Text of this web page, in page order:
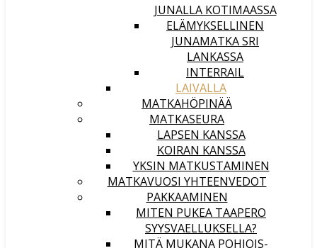
JUNALLA KOTIMAASSA
ELÄMYKSELLINEN
JUNAMATKA SRI
LANKASSA
INTERRAIL
LAIVALLA
MATKAHÖPINÄÄ
MATKASEURA
LAPSEN KANSSA
KOIRAN KANSSA
YKSIN MATKUSTAMINEN
MATKAVUOSI YHTEENVEDOT
PAKKAAMINEN
MITEN PUKEA TAAPERO
SYYSVAELLUKSELLA?
MITÄ MUKANA POHJOIS-